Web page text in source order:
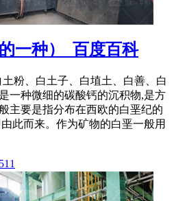
一种）_百度百科
粉、白土子、白埴土、白善、白
一种微细的碳酸钙的沉积物,是方
主要是指分布在西欧的白垩纪的
此而来。作为矿物的白垩一般用